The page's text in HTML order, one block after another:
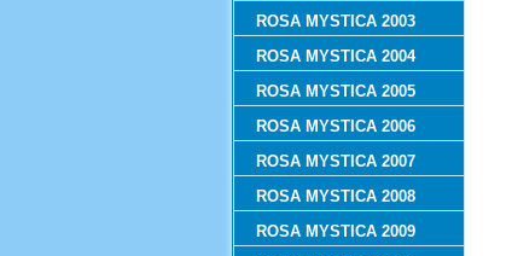
ROSA MYSTICA 2003
ROSA MYSTICA 2004
ROSA MYSTICA 2005
ROSA MYSTICA 2006
ROSA MYSTICA 2007
ROSA MYSTICA 2008
ROSA MYSTICA 2009